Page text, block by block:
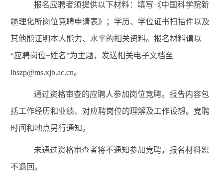
报名应聘者须提供以下材料：填写《中国科学院新
疆理化所岗位竞聘申请表》；学历、学位证书扫描件以及
其他能证明本人能力、水平的相关资料。报名材料请以
“应聘岗位+姓名”为主题，发送相关电子文档至
lhszp@ms.xjb.ac.cn。
通过资格审查的应聘人参加岗位竞聘。报告内容包
括工作经历和业绩、对应聘岗位的理解及工作设想。竞聘
时间和地点另行通知。
未通过资格审查者将不通知参加竞聘，报名材料恕
不退回。